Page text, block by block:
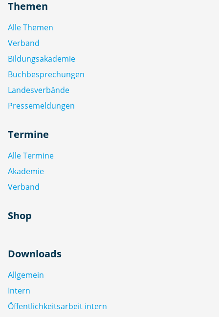
Themen
Alle Themen
Verband
Bildungsakademie
Buchbesprechungen
Landesverbände
Pressemeldungen
Termine
Alle Termine
Akademie
Verband
Shop
Downloads
Allgemein
Intern
Öffentlichkeitsarbeit intern